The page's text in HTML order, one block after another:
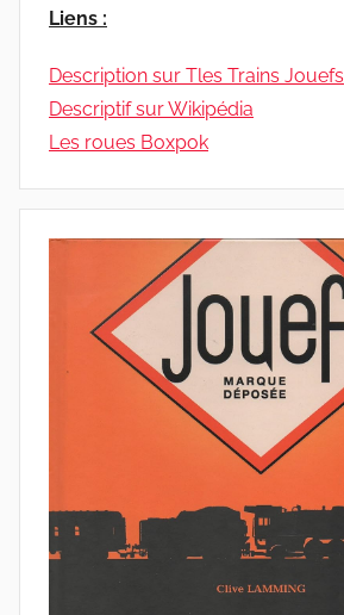
Liens :
Description sur Tles Trains Jouefs
Descriptif sur Wikipédia
Les roues Boxpok